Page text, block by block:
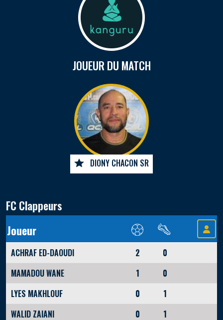
JOUEUR DU MATCH
DIONY CHACON SR
FC Clappeurs
Joueur
ACHRAF ED-DAOUDI 2
0
MAMADOU WANE
1
0
LYES MAKHLOUF
0
1
WALID ZAIANI
0
1